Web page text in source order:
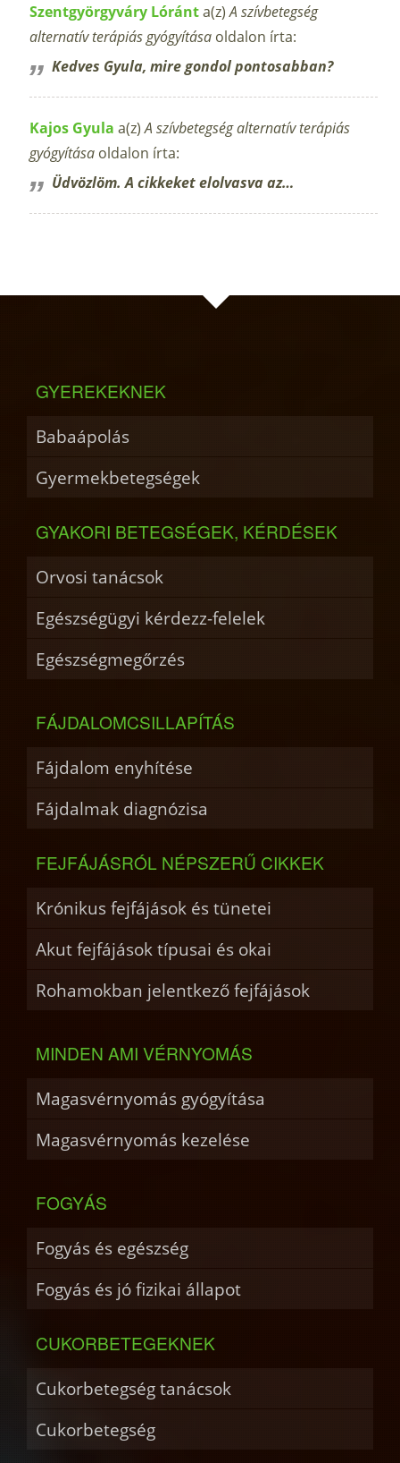
Szentgyörgyváry Lóránta(z)A szívbetegség
alternatív terápiás gyógyítása oldalon írta:
Kedves Gyula, mire gondol pontosabban?
Kajos Gyula a(z)A szívbetegség alternatív terápiás
gyógyítása oldalon írta:
Üdvözlöm. A cikkeket elolvasva az…
GYEREKEKNEK
Babaápolás
Gyermekbetegségek
GYAKORI BETEGSÉGEK, KÉRDÉSEK
Orvosi tanácsok
Egészségügyi kérdezz-felelek
Egészségmegőrzés
FÁJDALOMCSILLAPÍTÁS
Fájdalom enyhítése
Fájdalmak diagnózisa
FEJFÁJÁSRÓL NÉPSZERŰ CIKKEK
Krónikus fejfájások és tünetei
Akut fejfájások típusai és okai
Rohamokban jelentkező fejfájások
MINDEN AMI VÉRNYOMÁS
Magasvérnyomás gyógyítása
Magasvérnyomás kezelése
FOGYÁS
Fogyás és egészség
Fogyás és jó fizikai állapot
CUKORBETEGEKNEK
Cukorbetegség tanácsok
Cukorbetegség